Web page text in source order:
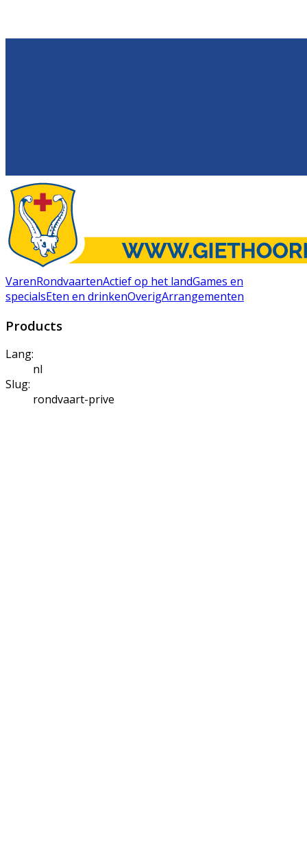
VarenRondvaartenActief op het landGames en
specialsEten en drinkenOverigArrangementen
Products
Lang:
nl
Slug:
rondvaart-prive